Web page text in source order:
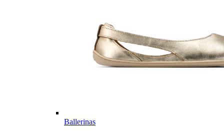
Ballerinas